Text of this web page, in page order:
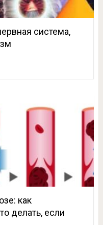
система,
как
делать, если